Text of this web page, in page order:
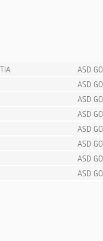
ASD
ASD
ASD
ASD
ASD
ASD
ASD
ASD